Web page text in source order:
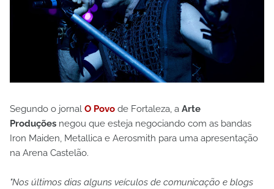
Segundo o jornal O Povo de Fortaleza, a Arte
Produções negou que esteja negociando com as bandas
Iron Maiden, Metallica e Aerosmith para uma apresentação
na Arena Castelão.
"Nos últimos dias alguns veículos de comunicação e blogs